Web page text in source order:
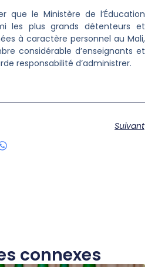
que le Ministère de l’Éducation
les plus grands détenteurs et
à caractère personnel au Mali,
considérable d’enseignants et
responsabilité d’administrer.
Suivant
connexes